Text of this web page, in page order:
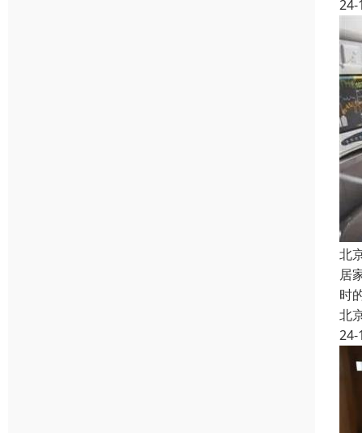
24-
北
居
时
北
24-